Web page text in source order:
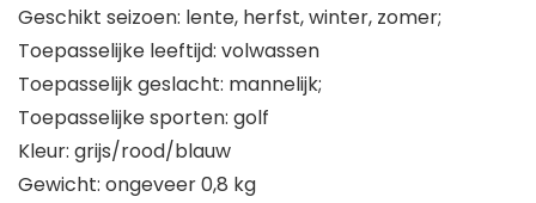
Geschikt seizoen: lente, herfst, winter, zomer;
Toepasselijke leeftijd: volwassen
Toepasselijk geslacht: mannelijk;
Toepasselijke sporten: golf
Kleur: grijs/rood/blauw
Gewicht: ongeveer 0,8 kg